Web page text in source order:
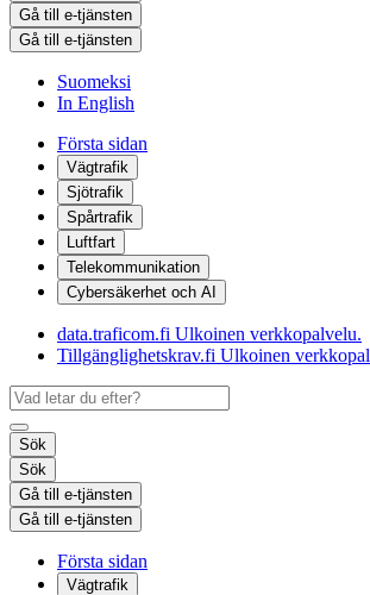
Gå till e-tjänsten
Gå till e-tjänsten
Suomeksi
In English
Första sidan
Vägtrafik
Sjötrafik
Spårtrafik
Luftfart
Telekommunikation
Cybersäkerhet och AI
data.traficom.fi Ulkoinen verkkopalvelu.
Tillgänglighetskrav.fi Ulkoinen
Sök
Sök
Gå till e-tjänsten
Gå till e-tjänsten
Första sidan
Vägtrafik